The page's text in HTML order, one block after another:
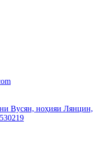
Вусян, ноҳияи Лянцин,